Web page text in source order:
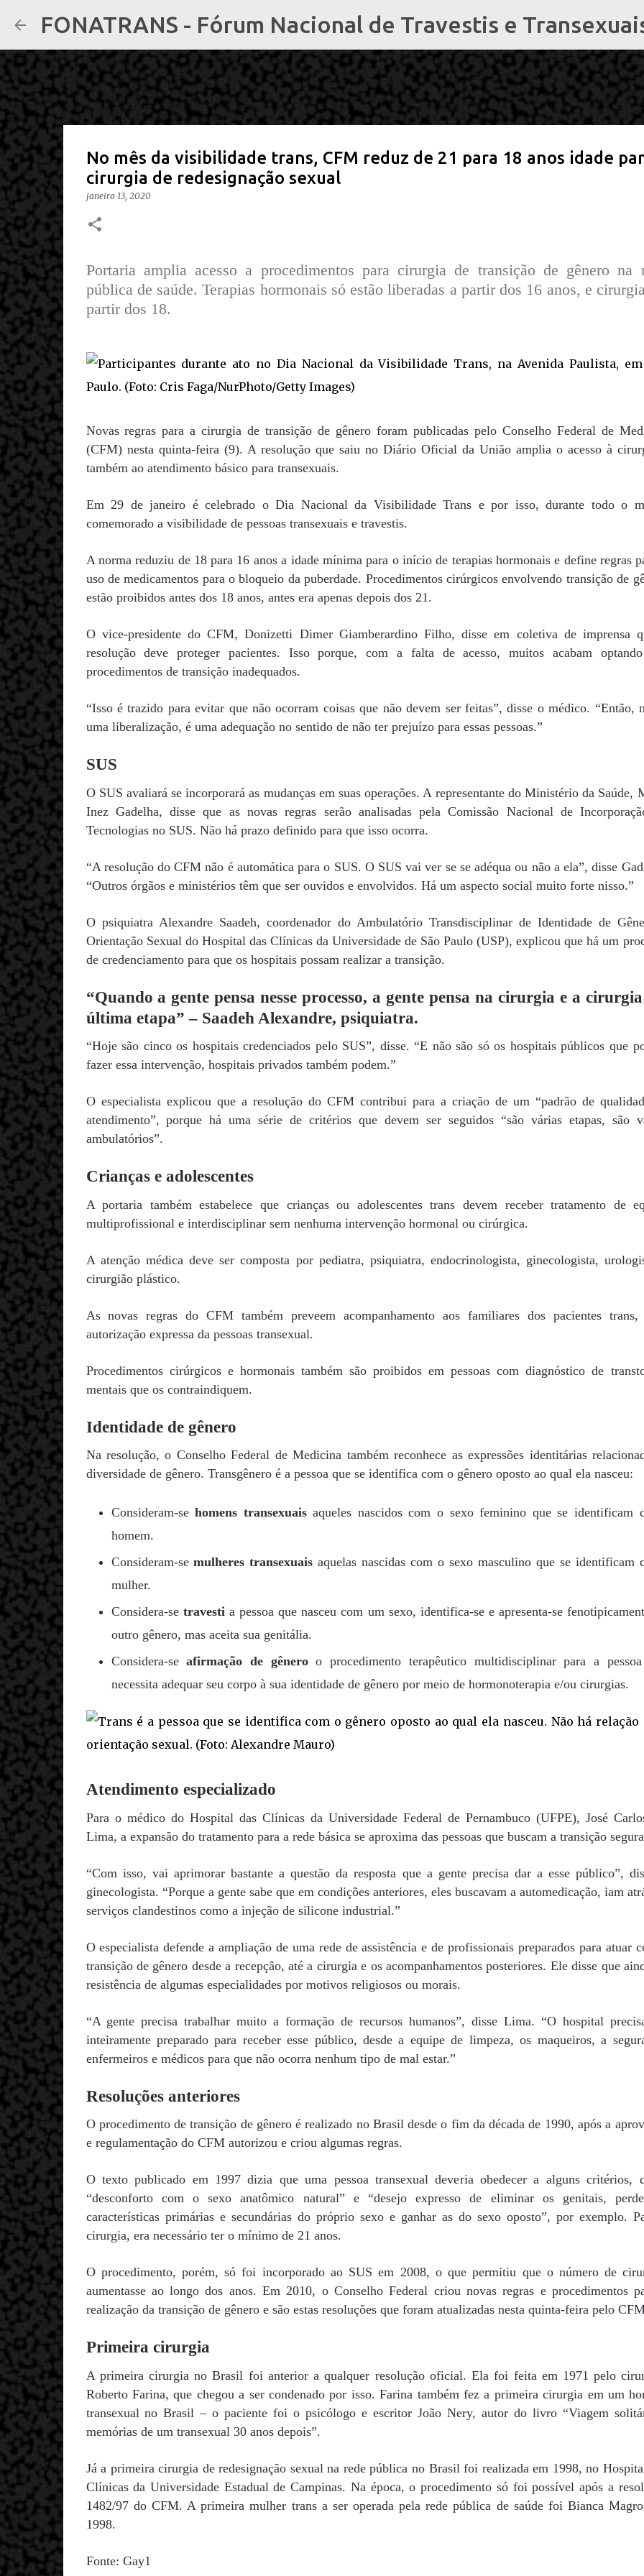
Pular para o conteúdo principal
FONATRANS - Fórum Nacional de Travestis e
No mês da visibilidade trans, CFM reduz de 21 para 18 anos idade
cirurgia de redesignação sexual
janeiro 13, 2020
Portaria amplia acesso a procedimentos para cirurgia de transição de gênero na
pública de saúde. Terapias hormonais só estão liberadas a partir dos 16 anos, e
partir dos 18.
Novas regras para a cirurgia de transição de gênero foram publicadas pelo Conselho Federal de
(CFM) nesta quinta-feira (9). A resolução que saiu no Diário Oficial da União amplia o acesso à
também ao atendimento básico para transexuais.
Em 29 de janeiro é celebrado o Dia Nacional da Visibilidade Trans e por isso, durante todo o
comemorado a visibilidade de pessoas transexuais e travestis.
A norma reduziu de 18 para 16 anos a idade mínima para o início de terapias hormonais e define regras
uso de medicamentos para o bloqueio da puberdade. Procedimentos cirúrgicos envolvendo transição de
estão proibidos antes dos 18 anos, antes era apenas depois dos 21.
O vice-presidente do CFM, Donizetti Dimer Giamberardino Filho, disse em coletiva de imprensa
resolução deve proteger pacientes. Isso porque, com a falta de acesso, muitos acabam
procedimentos de transição inadequados.
“Isso é trazido para evitar que não ocorram coisas que não devem ser feitas”, disse o médico. “Então,
uma liberalização, é uma adequação no sentido de não ter prejuízo para essas pessoas.”
SUS
O SUS avaliará se incorporará as mudanças em suas operações. A representante do Ministério da Saúde,
Inez Gadelha, disse que as novas regras serão analisadas pela Comissão Nacional de
Tecnologias no SUS. Não há prazo definido para que isso ocorra.
“A resolução do CFM não é automática para o SUS. O SUS vai ver se se adéqua ou não a ela”, disse
“Outros órgãos e ministérios têm que ser ouvidos e envolvidos. Há um aspecto social muito forte nisso.”
O psiquiatra Alexandre Saadeh, coordenador do Ambulatório Transdisciplinar de Identidade de
Orientação Sexual do Hospital das Clínicas da Universidade de São Paulo (USP), explicou que há um
de credenciamento para que os hospitais possam realizar a transição.
“Quando a gente pensa nesse processo, a gente pensa na cirurgia e a
última etapa” – Saadeh Alexandre, psiquiatra.
“Hoje são cinco os hospitais credenciados pelo SUS”, disse. “E não são só os hospitais públicos que
fazer essa intervenção, hospitais privados também podem.”
O especialista explicou que a resolução do CFM contribui para a criação de um “padrão de
atendimento”, porque há uma série de critérios que devem ser seguidos “são várias etapas, são
ambulatórios”.
Crianças e adolescentes
A portaria também estabelece que crianças ou adolescentes trans devem receber tratamento de
multiprofissional e interdisciplinar sem nenhuma intervenção hormonal ou cirúrgica.
A atenção médica deve ser composta por pediatra, psiquiatra, endocrinologista, ginecologista,
cirurgião plástico.
As novas regras do CFM também preveem acompanhamento aos familiares dos pacientes trans,
autorização expressa da pessoas transexual.
Procedimentos cirúrgicos e hormonais também são proibidos em pessoas com diagnóstico de
mentais que os contraindiquem.
Identidade de gênero
Na resolução, o Conselho Federal de Medicina também reconhece as expressões identitárias
diversidade de gênero. Transgênero é a pessoa que se identifica com o gênero oposto ao qual ela nasceu:
Consideram-sehomens transexuaisaqueles nascidos com o sexo feminino que se identificam
homem.
Consideram-semulheres transexuais aquelas nascidas com o sexo masculino que se identificam
mulher.
Considera-se travestia pessoa que nasceu com um sexo, identifica-se e apresenta-se
outro gênero, mas aceita sua genitália.
Considera-seafirmação de gêneroo procedimento terapêutico multidisciplinar para a
necessita adequar seu corpo à sua identidade de gênero por meio de hormonoterapia e/ou cirurgias.
Atendimento especializado
Para o médico do Hospital das Clínicas da Universidade Federal de Pernambuco (UFPE), José
Lima, a expansão do tratamento para a rede básica se aproxima das pessoas que buscam a transição
“Com isso, vai aprimorar bastante a questão da resposta que a gente precisa dar a esse público”,
ginecologista. “Porque a gente sabe que em condições anteriores, eles buscavam a automedicação, iam
serviços clandestinos como a injeção de silicone industrial.”
O especialista defende a ampliação de uma rede de assistência e de profissionais preparados para atuar
transição de gênero desde a recepção, até a cirurgia e os acompanhamentos posteriores. Ele disse que
resistência de algumas especialidades por motivos religiosos ou morais.
“A gente precisa trabalhar muito a formação de recursos humanos”, disse Lima. “O hospital
inteiramente preparado para receber esse público, desde a equipe de limpeza, os maqueiros, a
enfermeiros e médicos para que não ocorra nenhum tipo de mal estar.”
Resoluções anteriores
O procedimento de transição de gênero é realizado no Brasil desde o fim da década de 1990, após a
e regulamentação do CFM autorizou e criou algumas regras.
O texto publicado em 1997 dizia que uma pessoa transexual deveria obedecer a alguns critérios,
“desconforto com o sexo anatômico natural” e “desejo expresso de eliminar os genitais,
características primárias e secundárias do próprio sexo e ganhar as do sexo oposto”, por exemplo.
cirurgia, era necessário ter o mínimo de 21 anos.
O procedimento, porém, só foi incorporado ao SUS em 2008, o que permitiu que o número de
aumentasse ao longo dos anos. Em 2010, o Conselho Federal criou novas regras e procedimentos
realização da transição de gênero e são estas resoluções que foram atualizadas nesta quinta-feira pelo
Primeira cirurgia
A primeira cirurgia no Brasil foi anterior a qualquer resolução oficial. Ela foi feita em 1971 pelo
Roberto Farina, que chegou a ser condenado por isso. Farina também fez a primeira cirurgia em um
transexual no Brasil – o paciente foi o psicólogo e escritor João Nery, autor do livro “Viagem
memórias de um transexual 30 anos depois”.
Já a primeira cirurgia de redesignação sexual na rede pública no Brasil foi realizada em 1998, no
Clínicas da Universidade Estadual de Campinas. Na época, o procedimento só foi possível após a
1482/97 do CFM. A primeira mulher trans a ser operada pela rede pública de saúde foi Bianca
1998.
Fonte: Gay1